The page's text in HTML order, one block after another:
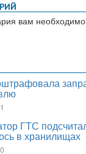
вам необходимо